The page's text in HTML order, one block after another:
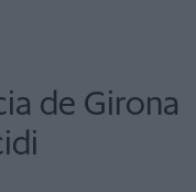
de Girona